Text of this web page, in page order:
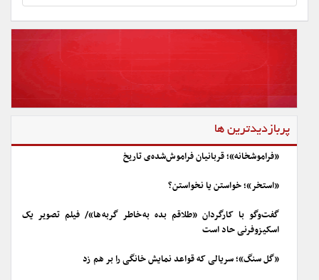
پربازدیدترین ها
«فراموشخانه»؛ قربانیان فراموش‌شده‌ی تاریخ
«استخر»؛ خواستن یا نخواستن؟
گفت‌وگو با کارگردان «طلاقم بده به خاطر گربه ها»/ فیلم تصویر یک
اسکیزوفرنی حاد است
«گل سنگ»؛ سریالی که قواعد نمایش خانگی را بر هم زد